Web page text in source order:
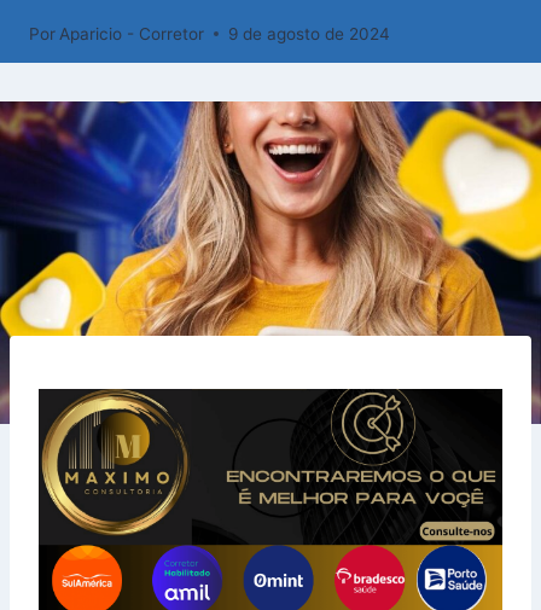
Por Aparicio - Corretor 9 de agosto de 2024